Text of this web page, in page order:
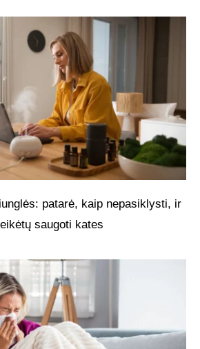
patarė, kaip nepasiklysti, ir
saugoti kates